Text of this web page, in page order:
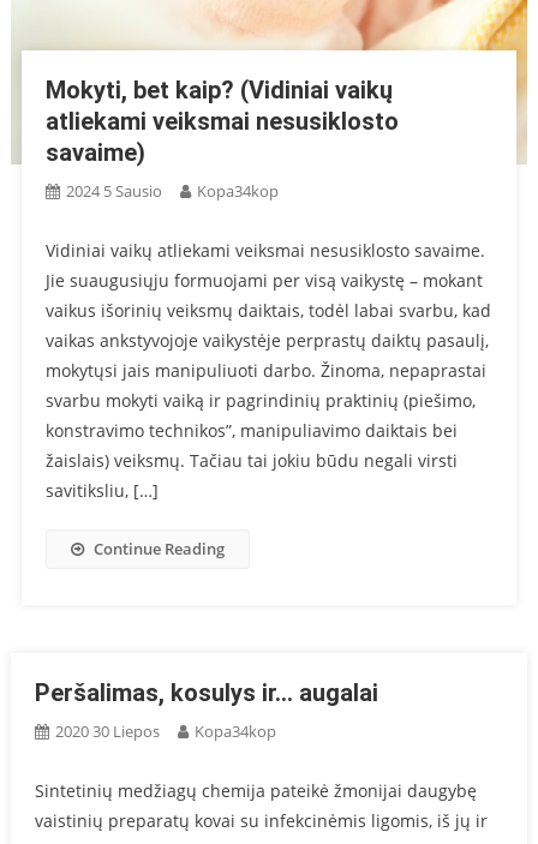
Mokyti, bet kaip? (Vidiniai vaikų
atliekami veiksmai nesusiklosto
savaime)
2024 5 Sausio Kopa34kop
Vidiniai vaikų atliekami veiksmai nesusiklosto savaime.
Jie suaugusiųju formuojami per visą vaikystę – mokant
vaikus išorinių veiksmų daiktais, todėl labai svarbu, kad
vaikas ankstyvojoje vaikystėje perprastų daiktų pasaulį,
mokytųsi jais manipuliuoti darbo. Žinoma, nepaprastai
svarbu mokyti vaiką ir pagrindinių praktinių (piešimo,
konstravimo technikos”, manipuliavimo daiktais bei
žaislais) veiksmų. Tačiau tai jokiu būdu negali virsti
savitiksliu, […]
Continue Reading
Peršalimas, kosulys ir… augalai
2020 30 Liepos Kopa34kop
Sintetinių medžiagų chemija pateikė žmonijai daugybę
vaistinių preparatų kovai su infekcinėmis ligomis, iš jų ir